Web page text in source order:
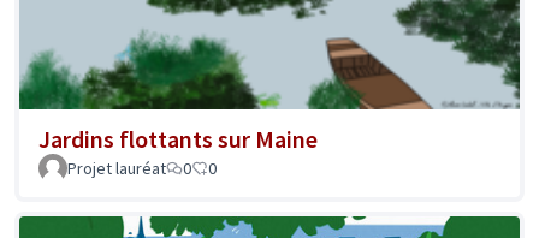
Jardins flottants sur Maine
Projet lauréat 0 0